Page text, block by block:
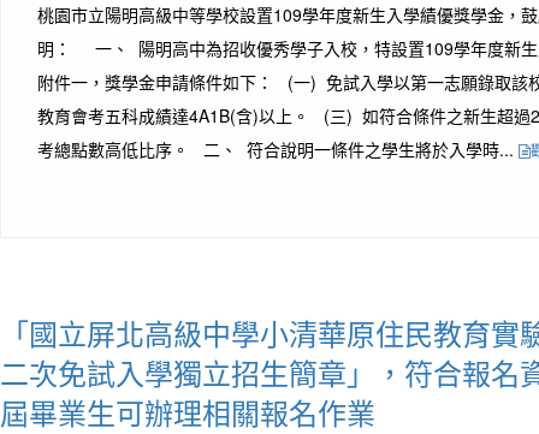
桃園市立陽明高級中等學校設置109學年度新生入學績優獎學金，
明： 一、 陽明高中為招收優秀學子入校，特設置109學年度新
附件一，獎學金申請條件如下： (一) 免試入學以第一志願錄取
教育會考五科成績達4A1B(含)以上。 (三) 如符合條件之新生超過
考總點數高低比序。 二、 符合說明一條件之學生將於入學時...
「國立屏北高級中學小清華原住民教育實
二次免試入學獨立招生簡章」，符合報名
屆畢業生可辦理相關報名作業